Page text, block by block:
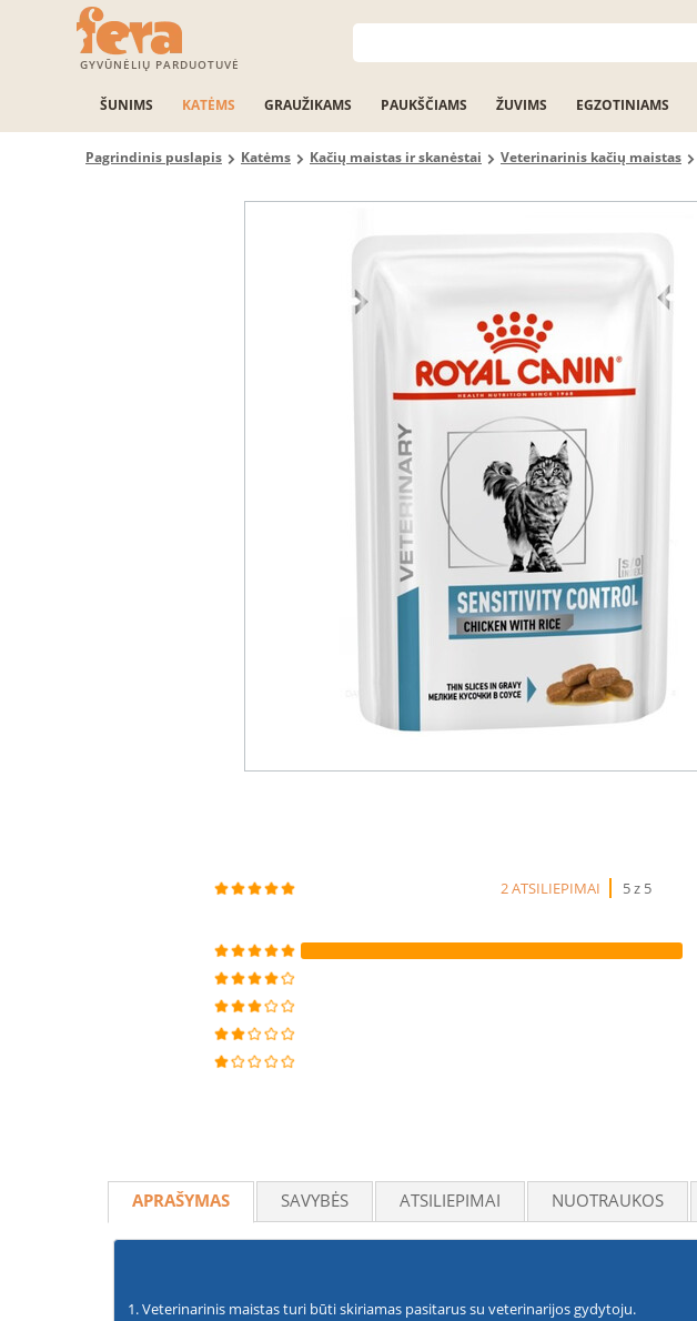
GYVŪNĖLIŲ PARDUOTUVĖ
ŠUNIMS KATĖMS GRAUŽIKAMS PAUKŠČIAMS ŽUVIMS EGZOTINIAMS
Pagrindinis puslapis Katėms Kačių maistas ir skanėstai Veterinarinis kačių maistas
2 ATSILIEPIMAI 5 z 5
APRAŠYMAS SAVYBĖS ATSILIEPIMAI NUOTRAUKOS
Veterinarinis maistas turi būti skiriamas pasitarus su veterinarijos gydytoju.